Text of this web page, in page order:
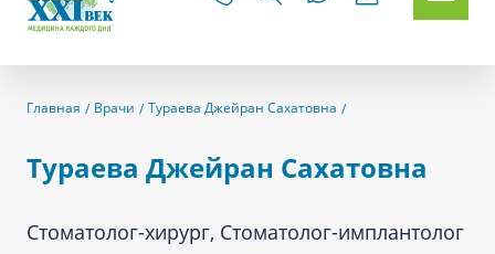
Главная Врачи Тураева Джейран Сахатовна
Тураева Джейран Сахатовна
Стоматолог-хирург, Стоматолог-имплантолог